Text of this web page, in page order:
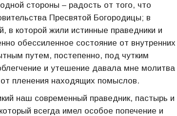
стороны – радость от того, что
Пресвятой Богородицы; в
в которой жили истинные праведники и
обессиленное состояние от внутренних
путем, постепенно, под чутким
и утешение давала мне молитва
пленения находящих помыслов.
наш современный праведник, пастырь и
всегда имел особое попечение и